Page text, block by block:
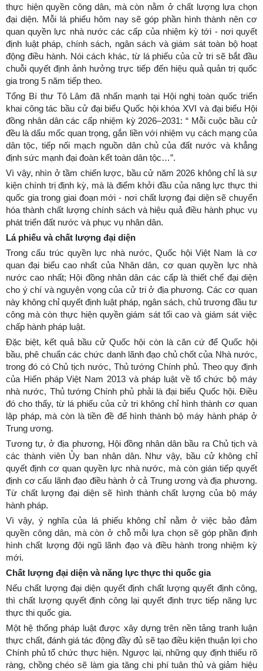
thực hiện quyền công dân, mà còn nằm ở chất lượng lựa chọn
đại diện. Mỗi lá phiếu hôm nay sẽ góp phần hình thành nên cơ
quan quyền lực nhà nước các cấp của nhiệm kỳ tới - nơi quyết
định luật pháp, chính sách, ngân sách và giám sát toàn bộ hoạt
động điều hành. Nói cách khác, từ lá phiếu của cử tri sẽ bắt đầu
chuỗi quyết định ảnh hưởng trực tiếp đến hiệu quả quản trị quốc
gia trong 5 năm tiếp theo.
Tổng Bí thư Tô Lâm đã nhấn mạnh tại Hội nghị toàn quốc triển
khai công tác bầu cử đại biểu Quốc hội khóa XVI và đại biểu Hội
đồng nhân dân các cấp nhiệm kỳ 2026–2031: “ Mỗi cuộc bầu cử
đều là dấu mốc quan trọng, gắn liền với nhiệm vụ cách mạng của
dân tộc, tiếp nối mạch nguồn dân chủ của đất nước và khẳng
định sức mạnh đại đoàn kết toàn dân tộc…”.
Vì vậy, nhìn ở tầm chiến lược, bầu cử năm 2026 không chỉ là sự
kiện chính trị định kỳ, mà là điểm khởi đầu của năng lực thực thi
quốc gia trong giai đoạn mới - nơi chất lượng đại diện sẽ chuyển
hóa thành chất lượng chính sách và hiệu quả điều hành phục vụ
phát triển đất nước và phục vụ nhân dân.
Lá phiếu và chất lượng đại diện
Trong cấu trúc quyền lực nhà nước, Quốc hội Việt Nam là cơ
quan đại biểu cao nhất của Nhân dân, cơ quan quyền lực nhà
nước cao nhất; Hội đồng nhân dân các cấp là thiết chế đại diện
cho ý chí và nguyện vọng của cử tri ở địa phương. Các cơ quan
này không chỉ quyết định luật pháp, ngân sách, chủ trương đầu tư
công mà còn thực hiện quyền giám sát tối cao và giám sát việc
chấp hành pháp luật.
Đặc biệt, kết quả bầu cử Quốc hội còn là căn cứ để Quốc hội
bầu, phê chuẩn các chức danh lãnh đạo chủ chốt của Nhà nước,
trong đó có Chủ tịch nước, Thủ tướng Chính phủ. Theo quy định
của Hiến pháp Việt Nam 2013 và pháp luật về tổ chức bộ máy
nhà nước, Thủ tướng Chính phủ phải là đại biểu Quốc hội. Điều
đó cho thấy, từ lá phiếu của cử tri không chỉ hình thành cơ quan
lập pháp, mà còn là tiền đề để hình thành bộ máy hành pháp ở
Trung ương.
Tương tự, ở địa phương, Hội đồng nhân dân bầu ra Chủ tịch và
các thành viên Ủy ban nhân dân. Như vậy, bầu cử không chỉ
quyết định cơ quan quyền lực nhà nước, mà còn gián tiếp quyết
định cơ cấu lãnh đạo điều hành ở cả Trung ương và địa phương.
Từ chất lượng đại diện sẽ hình thành chất lượng của bộ máy
hành pháp.
Vì vậy, ý nghĩa của lá phiếu không chỉ nằm ở việc bảo đảm
quyền công dân, mà còn ở chỗ mỗi lựa chọn sẽ góp phần định
hình chất lượng đội ngũ lãnh đạo và điều hành trong nhiệm kỳ
mới.
Chất lượng đại diện và năng lực thực thi quốc gia
Nếu chất lượng đại diện quyết định chất lượng quyết định công,
thì chất lượng quyết định công lại quyết định trực tiếp năng lực
thực thi quốc gia.
Một hệ thống pháp luật được xây dựng trên nền tảng tranh luận
thực chất, đánh giá tác động đầy đủ sẽ tạo điều kiện thuận lợi cho
Chính phủ tổ chức thực hiện. Ngược lại, những quy định thiếu rõ
ràng, chồng chéo sẽ làm gia tăng chi phí tuân thủ và giảm hiệu